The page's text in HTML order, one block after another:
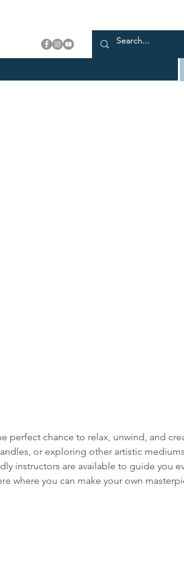
perfect chance to relax, unwind, and
or exploring other artistic
instructors are available to guide you
where you can make your own